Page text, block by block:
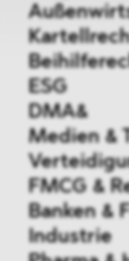
ESG
DMA&
Medien &
FMCG &
Banken &
Industrie